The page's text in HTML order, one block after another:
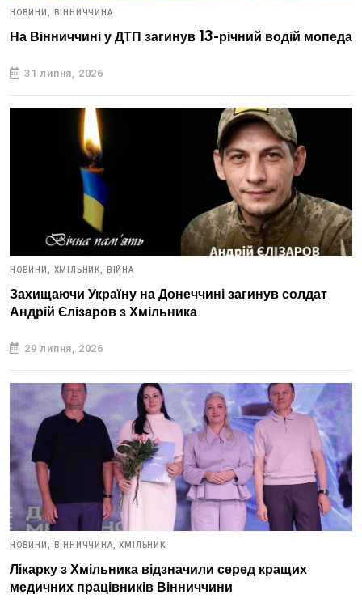
НОВИНИ, ВІННИЧЧИНА
На Вінниччині у ДТП загинув 13-річний водій мопеда
31 липня, 2026
НОВИНИ, ХМІЛЬНИК, ВІЙНА
Захищаючи Україну на Донеччині загинув солдат
Андрій Єлізаров з Хмільника
29 липня, 2026
НОВИНИ, ВІННИЧЧИНА, ХМІЛЬНИК
Лікарку з Хмільника відзначили серед кращих
медичних працівників Вінниччини